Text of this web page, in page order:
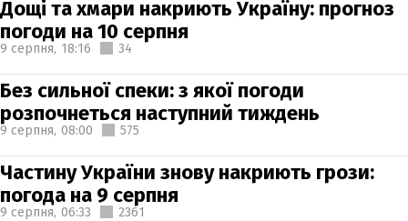
Дощі та хмари накриють Україну: прогноз
погоди на 10 серпня
9 серпня, 18:16 34
Без сильної спеки: з якої погоди
розпочнеться наступний тиждень
9 серпня, 08:00 575
Частину України знову накриють грози:
погода на 9 серпня
9 серпня, 06:33 2361